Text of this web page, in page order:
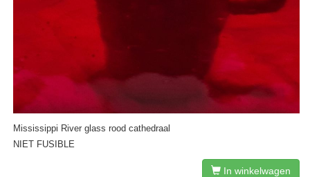
Mississippi River glass rood cathedraal
NIET FUSIBLE
In winkelwagen